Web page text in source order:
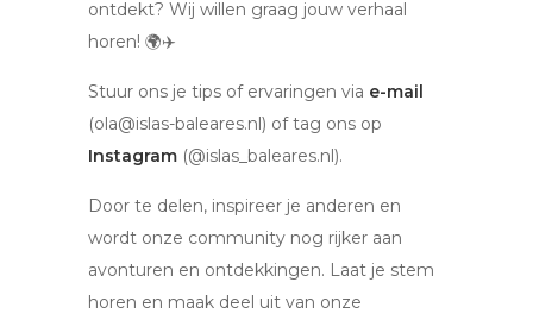
ontdekt? Wij willen graag jouw verhaal
horen! 🌍✈️
Stuur ons je tips of ervaringen via e-mail
(ola@islas-baleares.nl) of tag ons op
Instagram (@islas_baleares.nl).
Door te delen, inspireer je anderen en
wordt onze community nog rijker aan
avonturen en ontdekkingen. Laat je stem
horen en maak deel uit van onze